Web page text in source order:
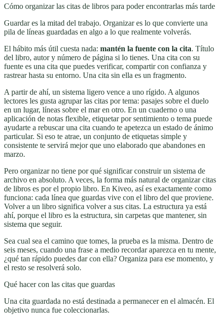
Cómo organizar las citas de libros para poder encontrarlas más tarde
Guardar es la mitad del trabajo. Organizar es lo que convierte una
pila de líneas guardadas en algo a lo que realmente volverás.
El hábito más útil cuesta nada: mantén la fuente con la cita. Título
del libro, autor y número de página si lo tienes. Una cita con su
fuente es una cita que puedes verificar, compartir con confianza y
rastrear hasta su entorno. Una cita sin ella es un fragmento.
A partir de ahí, un sistema ligero vence a uno rígido. A algunos
lectores les gusta agrupar las citas por tema: pasajes sobre el duelo
en un lugar, líneas sobre el mar en otro. En un cuaderno o una
aplicación de notas flexible, etiquetar por sentimiento o tema puede
ayudarte a rebuscar una cita cuando te apetezca un estado de ánimo
particular. Si eso te atrae, un conjunto de etiquetas simple y
consistente te servirá mejor que uno elaborado que abandones en
marzo.
Pero organizar no tiene por qué significar construir un sistema de
archivo en absoluto. A veces, la forma más natural de organizar citas
de libros es por el propio libro. En Kiveo, así es exactamente como
funciona: cada línea que guardas vive con el libro del que proviene.
Volver a un libro significa volver a sus citas. La estructura ya está
ahí, porque el libro es la estructura, sin carpetas que mantener, sin
sistema que seguir.
Sea cual sea el camino que tomes, la prueba es la misma. Dentro de
seis meses, cuando una frase a medio recordar aparezca en tu mente,
¿qué tan rápido puedes dar con ella? Organiza para ese momento, y
el resto se resolverá solo.
Qué hacer con las citas que guardas
Una cita guardada no está destinada a permanecer en el almacén. El
objetivo nunca fue coleccionarlas.